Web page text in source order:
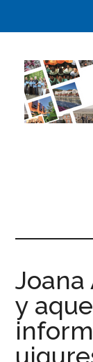
Joana
y